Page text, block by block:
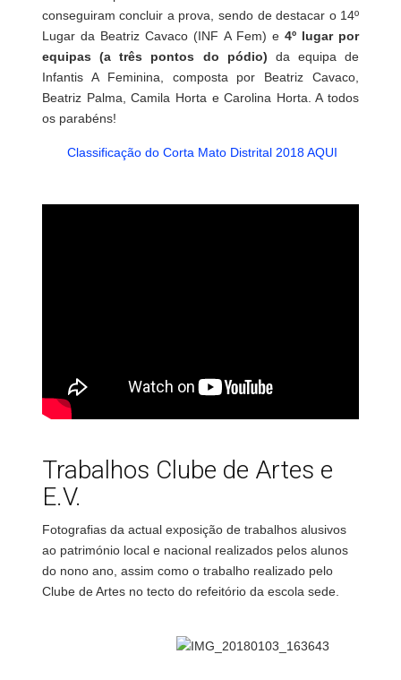
conseguiram concluir a prova, sendo de destacar o 14º
Lugar da Beatriz Cavaco (INF A Fem) e 4º lugar por
equipas (a três pontos do pódio) da equipa de
Infantis A Feminina, composta por Beatriz Cavaco,
Beatriz Palma, Camila Horta e Carolina Horta. A todos
os parabéns!
Classificação do Corta Mato Distrital 2018 AQUI
Trabalhos Clube de Artes e
E.V.
Fotografias da actual exposição de trabalhos alusivos
ao património local e nacional realizados pelos alunos
do nono ano, assim como o trabalho realizado pelo
Clube de Artes no tecto do refeitório da escola sede.